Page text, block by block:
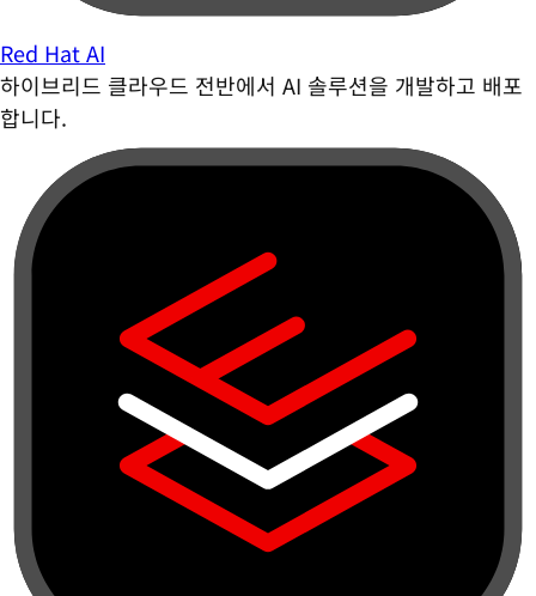
Red Hat AI
하이브리드 클라우드 전반에서 AI 솔루션을 개발하고 배포
합니다.